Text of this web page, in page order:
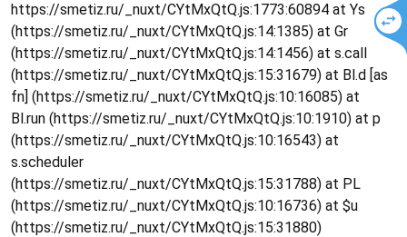
https://smetiz.ru/_nuxt/CYtMxQtQ.js:1773:60894 at Ys
(https://smetiz.ru/_nuxt/CYtMxQtQ.js:14:1385) at Gr
(https://smetiz.ru/_nuxt/CYtMxQtQ.js:14:1456) at s.call
(https://smetiz.ru/_nuxt/CYtMxQtQ.js:15:31679) at Bl.d [as
fn] (https://smetiz.ru/_nuxt/CYtMxQtQ.js:10:16085) at
Bl.run (https://smetiz.ru/_nuxt/CYtMxQtQ.js:10:1910) at p
(https://smetiz.ru/_nuxt/CYtMxQtQ.js:10:16543) at
s.scheduler
(https://smetiz.ru/_nuxt/CYtMxQtQ.js:15:31788) at PL
(https://smetiz.ru/_nuxt/CYtMxQtQ.js:10:16736) at $u
(https://smetiz.ru/_nuxt/CYtMxQtQ.js:15:31880)